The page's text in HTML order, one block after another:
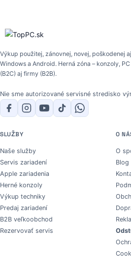
Výkup použitej, zánovnej, novej, poškodenej
Windows a Android. Herná zóna – konzoly,
(B2C) aj firmy (B2B).
Nie sme autorizované servisné stredisko
SLUŽBY
Naše služby
Servis zariadení
Apple zariadenia
Herné konzoly
Výkup techniky
Predaj zariadení
B2B veľkoobchod
Rezervovať servis
O
O
Blog